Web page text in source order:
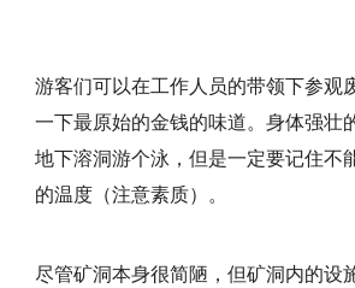
游客们可以在工作人员的带领下参观
一下最原始的金钱的味道。身体强壮
地下溶洞游个泳，但是一定要记住不
的温度（注意素质）。
尽管矿洞本身很简陋，但矿洞内的设